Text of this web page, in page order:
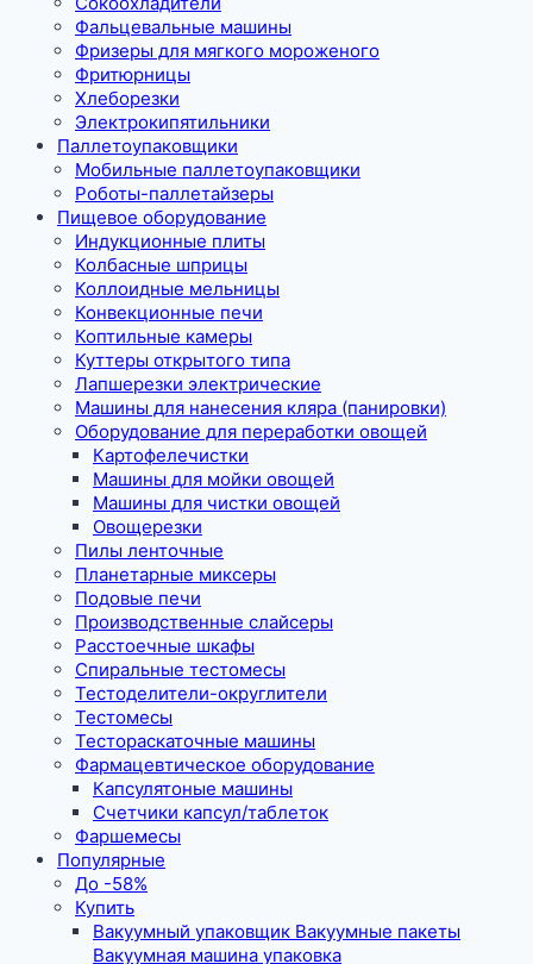
Фальцевальные машины
Фризеры для мягкого мороженого
Фритюрницы
Хлеборезки
Электрокипятильники
Паллетоупаковщики
Мобильные паллетоупаковщики
Роботы-паллетайзеры
Пищевое оборудование
Индукционные плиты
Колбасные шприцы
Коллоидные мельницы
Конвекционные печи
Коптильные камеры
Куттеры открытого типа
Лапшерезки электрические
Машины для нанесения кляра (панировки)
Оборудование для переработки овощей
Картофелечистки
Машины для мойки овощей
Машины для чистки овощей
Овощерезки
Пилы ленточные
Планетарные миксеры
Подовые печи
Производственные слайсеры
Расстоечные шкафы
Спиральные тестомесы
Тестоделители-округлители
Тестомесы
Тестораскаточные машины
Фармацевтическое оборудование
Капсулятоные машины
Счетчики капсул/таблеток
Фаршемесы
Популярные
До -58%
Купить
Вакуумный упаковщик Вакуумные пакеты
Вакуумная машина упаковка